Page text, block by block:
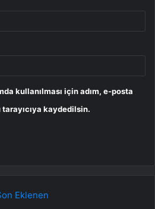
kullanılması için adım, e-posta
kaydedilsin.
Eklenen